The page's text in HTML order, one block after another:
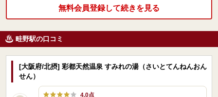
無料会員登録して続きを見る
畦野駅の口コミ
[大阪府/北摂] 彩都天然温泉 すみれの湯（さいとてんねんおん
せん）
4.0点